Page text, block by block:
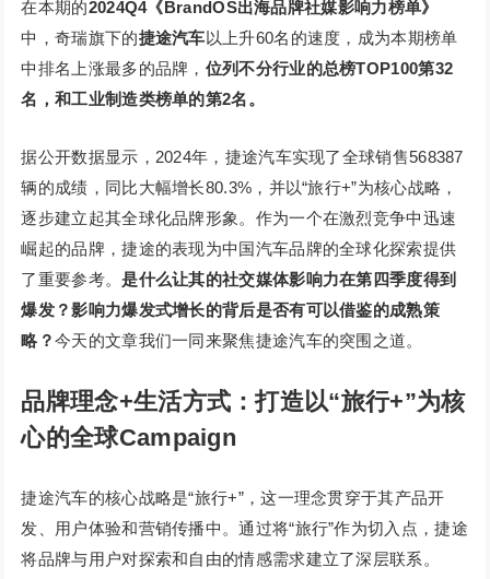
在本期的2024Q4《BrandOS出海品牌社媒影响力榜单》
中，奇瑞旗下的捷途汽车以上升60名的速度，成为本期榜单
中排名上涨最多的品牌， 位列不分行业的总榜TOP100第32
名，和工业制造类榜单的第2名。
据公开数据显示，2024年，捷途汽车实现了全球销售568387
辆的成绩，同比大幅增长80.3%，并以“旅行+”为核心战略，
逐步建立起其全球化品牌形象。作为一个在激烈竞争中迅速
崛起的品牌，捷途的表现为中国汽车品牌的全球化探索提供
了重要参考。是什么让其的社交媒体影响力在第四季度得到
爆发？影响力爆发式增长的背后是否有可以借鉴的成熟策
略？今天的文章我们一同来聚焦捷途汽车的突围之道。
品牌理念+生活方式：打造以“旅行+”为核
心的全球Campaign
捷途汽车的核心战略是“旅行+”，这一理念贯穿于其产品开
发、用户体验和营销传播中。通过将“旅行”作为切入点，捷途
将品牌与用户对探索和自由的情感需求建立了深层联系。